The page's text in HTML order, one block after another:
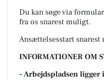
Du kan søge via
fra os snarest muligt.
Ansættelsesstart snarest
INFORMATIONER OM
- Arbejdspladsen ligger